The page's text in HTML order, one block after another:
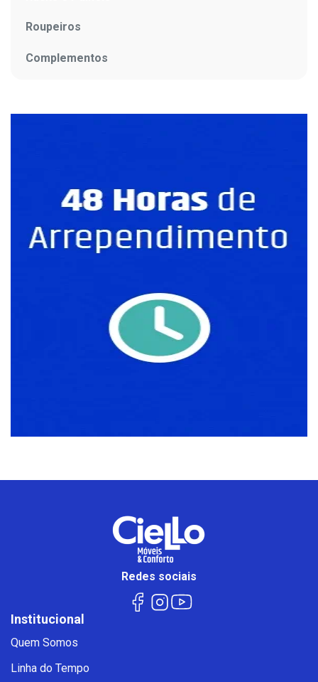
Roupeiros
Complementos
Redes sociais
Institucional
Quem Somos
Linha do Tempo